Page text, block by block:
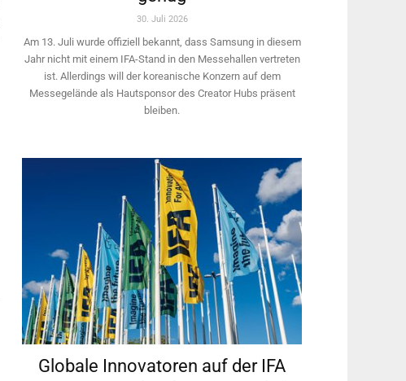
30. Juli 2026
Am 13. Juli wurde offiziell bekannt, dass Samsung in diesem
Jahr nicht mit einem IFA-Stand in den Messehallen vertreten
ist. Allerdings will ­der koreanische Konzern auf dem
Messegelände als Hautsponsor des Creator Hubs präsent
bleiben.
Globale Innovatoren auf der IFA